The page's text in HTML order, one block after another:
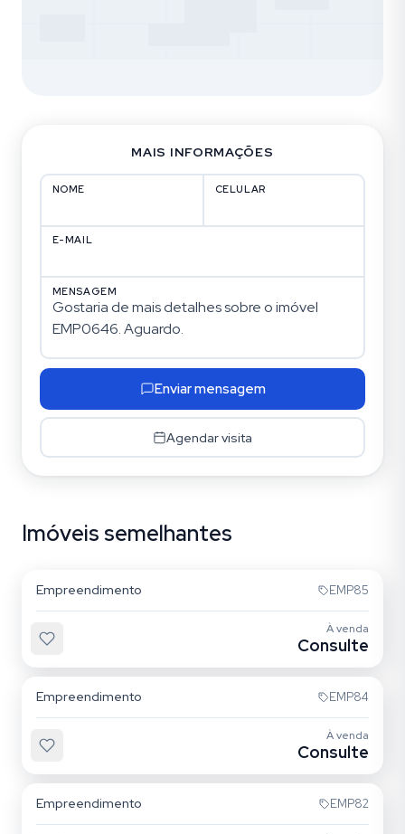
MAIS INFORMAÇÕES
NOME CELULAR
E-MAIL
MENSAGEM
Enviar mensagem
Agendar visita
Imóveis semelhantes
Quarta Parada
Empreendimento EMP85
À venda
Consulte
Empreendimento EMP84
À venda
Consulte
Empreendimento EMP82